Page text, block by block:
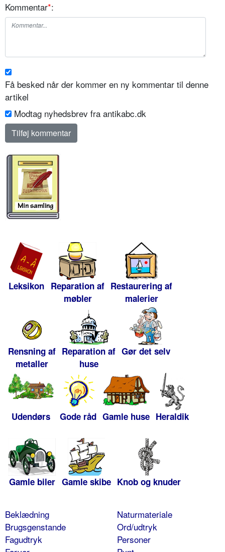
Kommentar*:
Få besked når der kommer en ny kommentar til denne
artikel
Modtag nyhedsbrev fra antikabc.dk
Leksikon Reparation af
møbler
Restaurering af
malerier
Rensning af
metaller
Reparation af
huse
Gør det selv
Udendørs Gode råd Gamle huse Heraldik
Gamle biler Gamle skibe Knob og knuder
Beklædning
Brugsgenstande
Fagudtryk
Naturmateriale
Ord/udtryk
Personer